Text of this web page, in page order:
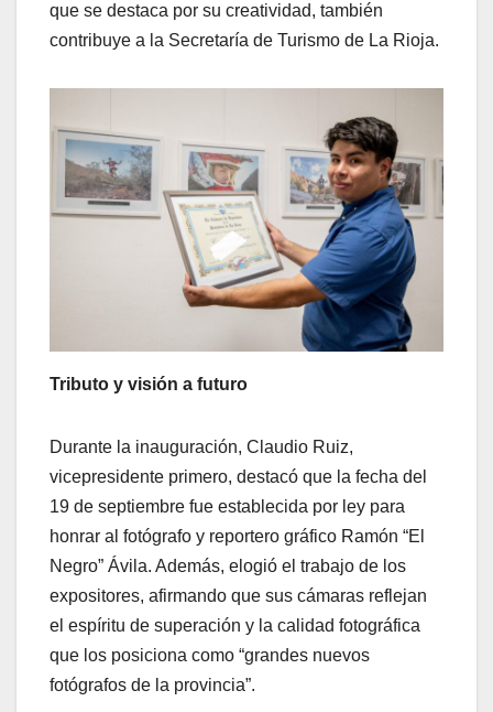
que se destaca por su creatividad, también
contribuye a la Secretaría de Turismo de La Rioja.
Tributo y visión a futuro
Durante la inauguración, Claudio Ruiz,
vicepresidente primero, destacó que la fecha del
19 de septiembre fue establecida por ley para
honrar al fotógrafo y reportero gráfico Ramón “El
Negro” Ávila. Además, elogió el trabajo de los
expositores, afirmando que sus cámaras reflejan
el espíritu de superación y la calidad fotográfica
que los posiciona como “grandes nuevos
fotógrafos de la provincia”.